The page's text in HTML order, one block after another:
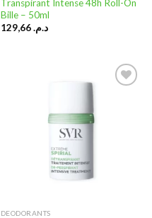
Transpirant Intense 48h Roll-On
Bille – 50ml
د.م.129,66
DEODORANTS